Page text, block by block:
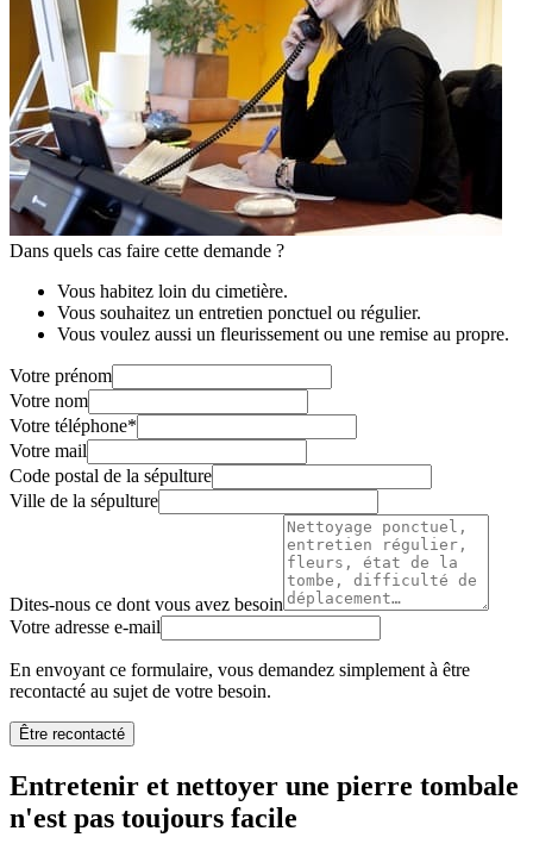
Dans quels cas faire cette demande ?
Vous habitez loin du cimetière.
Vous souhaitez un entretien ponctuel ou régulier.
Vous voulez aussi un fleurissement ou une remise au propre.
Votre prénom
Votre nom
Votre téléphone*
Votre mail
Code postal de la sépulture
Ville de la sépulture
Dites-nous ce dont vous avez besoin
Votre adresse e-mail
En envoyant ce formulaire, vous demandez simplement à être
recontacté au sujet de votre besoin.
Être recontacté
Entretenir et nettoyer une pierre tombale
n'est pas toujours facile